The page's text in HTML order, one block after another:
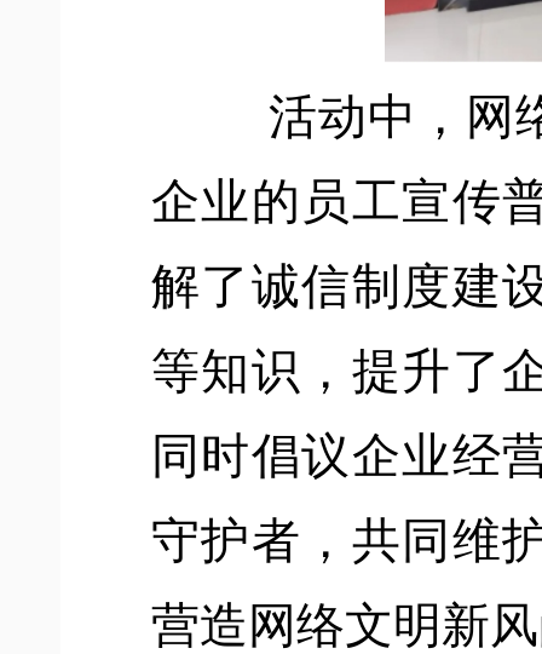
活动中，网
企业的员工宣传
解了诚信制度建
等知识，提升了
同时倡议企业经
守护者，共同维
营造网络文明新